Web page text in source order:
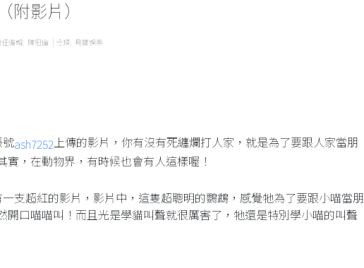
附影片）
任編輯: 陳冠倫 | 分類: 鳥寶娛樂
號ash7252 上傳的影片，你有沒有死纏爛打人家，就是為了要跟人家當朋
實，在動物界，有時候也會有人這樣喔！
一支超紅的影片，影片中，這隻超聰明的鸚鵡，感覺牠為了要跟小喵當朋
開口喵喵叫！而且光是學貓叫聲就很厲害了，牠還是特別學小喵的叫聲